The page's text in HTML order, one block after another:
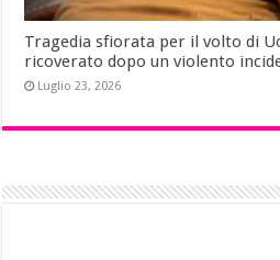
Tragedia sfiorata per il volto di
ricoverato dopo un violento
Luglio 23, 2026